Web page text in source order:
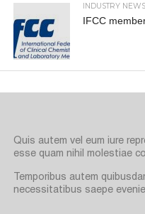
INDUSTRY NEWS
IFCC
Quis autem vel eum iure
esse quam nihil molestiae
Temporibus autem
necessitatibus saepe